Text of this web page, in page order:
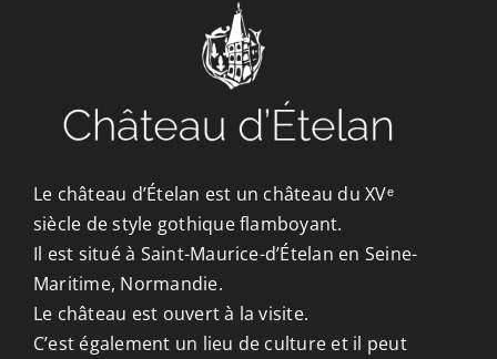
Le château d’Ételan est un château du XVᵉ
siècle de style gothique flamboyant.
Il est situé à Saint-Maurice-d’Ételan en Seine-
Maritime, Normandie.
Le château est ouvert à la visite.
C’est également un lieu de culture et il peut